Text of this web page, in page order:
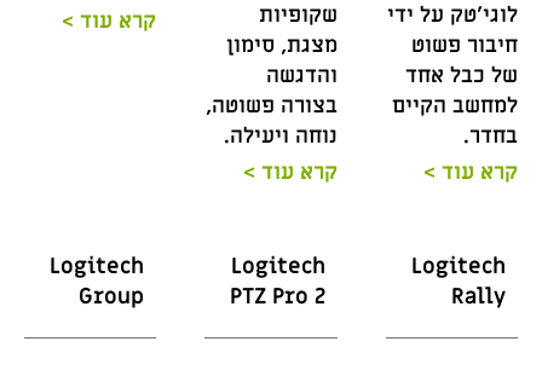
לוגי'טק על ידי
חיבור פשוט
של כבל אחד
למחשב הקיים
בחדר.
קרא עוד >
שקופיות
מצגת, סימון
והדגשה
בצורה פשוטה,
נוחה ויעילה.
קרא עוד >
קרא עוד >
Logitech
Rally
Logitech
PTZ Pro 2
Logitech
Group